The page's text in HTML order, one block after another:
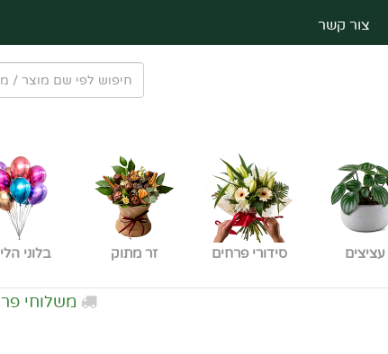
צור קשר
עציצים סידורי פרחים זר מתוק בלוני
משלוחי פרחים ל